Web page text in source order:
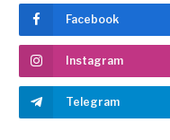
Facebook
Instagram
Telegram